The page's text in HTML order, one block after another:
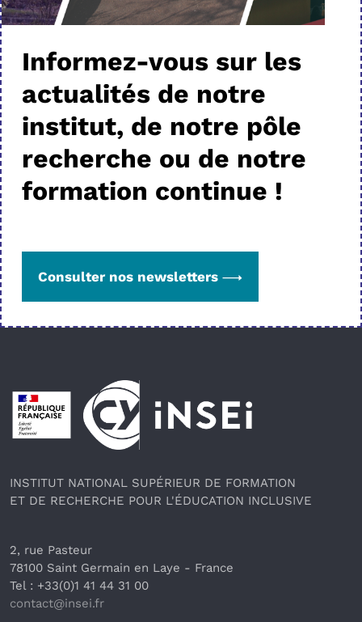
Informez-vous sur les
actualités de notre
institut, de notre pôle
recherche ou de notre
formation continue !
Consulter nos newsletters
Pied de page
INSTITUT NATIONAL SUPÉRIEUR DE FORMATION
ET DE RECHERCHE POUR L'ÉDUCATION INCLUSIVE
2, rue Pasteur
78100 Saint Germain en Laye - France
Tel : +33(0)1 41 44 31 00
contact@insei.fr